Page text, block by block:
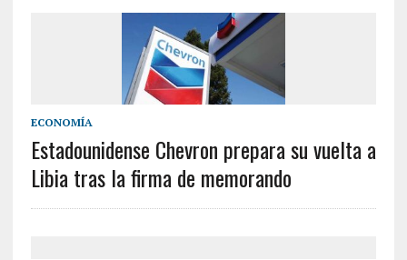
ECONOMÍA
Estadounidense Chevron prepara su vuelta a
Libia tras la firma de memorando